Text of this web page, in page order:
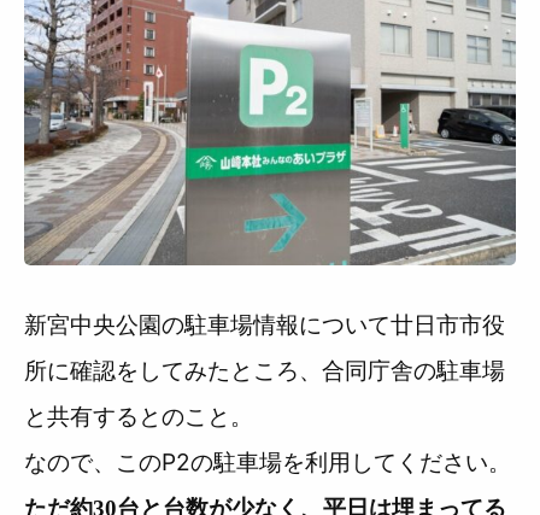
新宮中央公園の駐車場情報について廿日市市役
所に確認をしてみたところ、合同庁舎の駐車場
と共有するとのこと。
なので、このP2の駐車場を利用してください。
ただ約30台と台数が少なく、平日は埋まってる